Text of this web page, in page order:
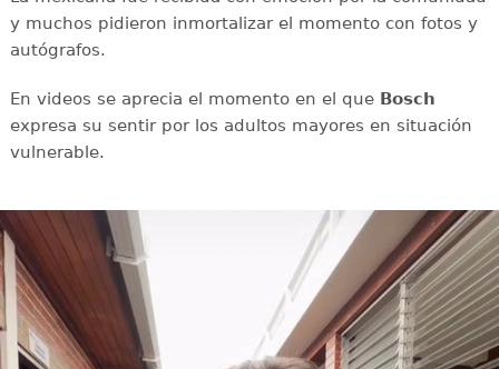
y muchos pidieron inmortalizar el momento con fotos y
autógrafos.
En videos se aprecia el momento en el queBosch
expresa su sentir por los adultos mayores en situación
vulnerable.